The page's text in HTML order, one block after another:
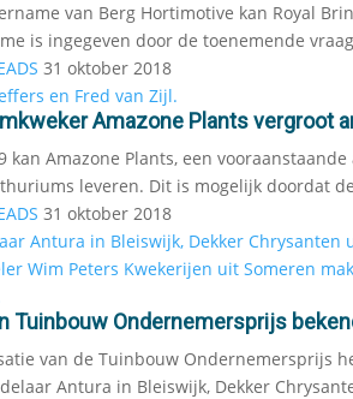
van Berg Hortimotive kan Royal
is ingegeven door de toenemende vraag
31 oktober 2018
Amazone Plants vergroot
kan Amazone Plants, een
leveren. Dit is mogelijk doordat
31 oktober 2018
Tuinbouw Ondernemersprijs
van de Tuinbouw Ondernemersprijs
Antura in Bleiswijk, Dekker